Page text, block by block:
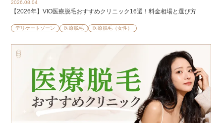
2026.08.04
【2026年】VIO医療脱毛おすすめクリニック16選！料金相場と選び方
デリケートゾーン 医療脱毛 医療脱毛（女性）